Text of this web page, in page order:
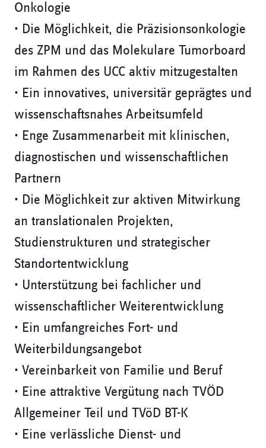
Onkologie
• Die Möglichkeit, die Präzisionsonkologie
des ZPM und das Molekulare Tumorboard
im Rahmen des UCC aktiv mitzugestalten
• Ein innovatives, universitär geprägtes und
wissenschaftsnahes Arbeitsumfeld
• Enge Zusammenarbeit mit klinischen,
diagnostischen und wissenschaftlichen
Partnern
• Die Möglichkeit zur aktiven Mitwirkung
an translationalen Projekten,
Studienstrukturen und strategischer
Standortentwicklung
• Unterstützung bei fachlicher und
wissenschaftlicher Weiterentwicklung
• Ein umfangreiches Fort- und
Weiterbildungsangebot
• Vereinbarkeit von Familie und Beruf
• Eine attraktive Vergütung nach TVÖD
Allgemeiner Teil und TVöD BT-K
• Eine verlässliche Dienst- und